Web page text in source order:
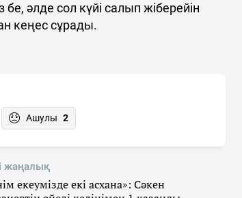
әлде сол күйі салып жіберейін
кеңес сұрады.
Ашулы 2
жаңалық
екеумізде екі асхана»: Сәкен